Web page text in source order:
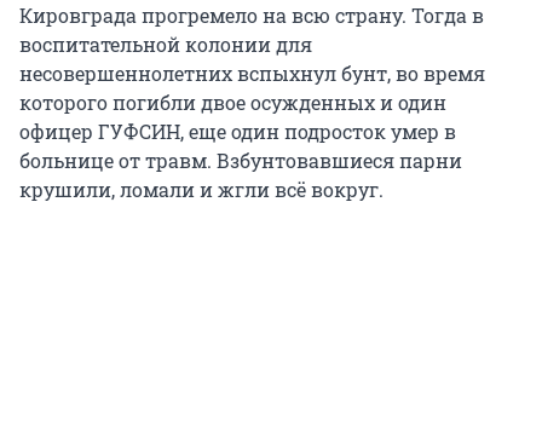
Кировграда прогремело на всю страну. Тогда в
воспитательной колонии для
несовершеннолетних вспыхнул бунт, во время
которого погибли двое осужденных и один
офицер ГУФСИН, еще один подросток умер в
больнице от травм. Взбунтовавшиеся парни
крушили, ломали и жгли всё вокруг.